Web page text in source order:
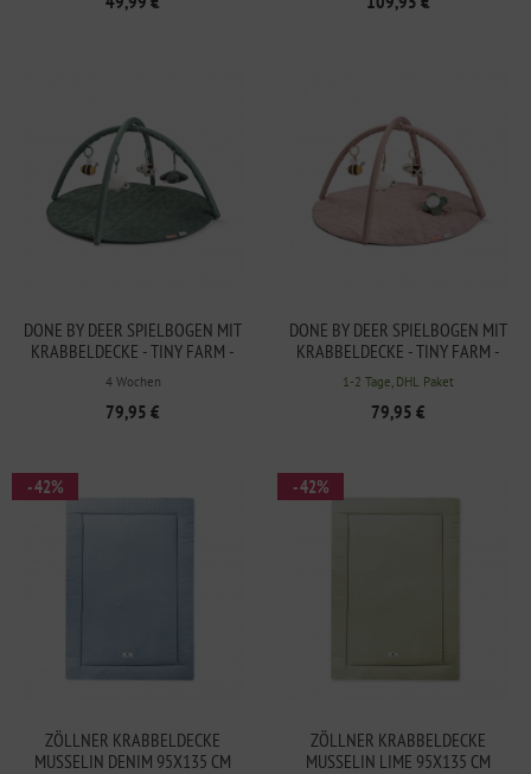
DONE BY DEER SPIELBOGEN MIT
KRABBELDECKE - TINY FARM -
GRÜN
4 Wochen
79,95 €
DONE BY DEER SPIELBOGEN MIT
KRABBELDECKE - TINY FARM -
ROSA
1-2 Tage, DHL Paket
79,95 €
ZÖLLNER KRABBELDECKE
MUSSELIN DENIM 95X135 CM
- 42%
ZÖLLNER KRABBELDECKE
MUSSELIN LIME 95X135 CM
- 42%